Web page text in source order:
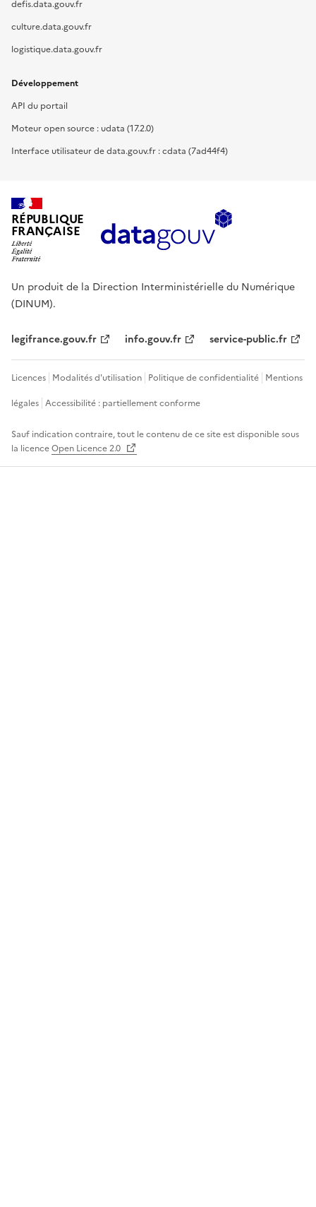
defis.data.gouv.fr
culture.data.gouv.fr
logistique.data.gouv.fr
Développement
API du portail
Moteur open source : udata (17.2.0)
Interface utilisateur de data.gouv.fr : cdata (7ad44f4)
RÉPUBLIQUE
FRANÇAISE
Un produit de la Direction Interministérielle du Numérique
(DINUM).
legifrance.gouv.fr info.gouv.fr service-public.fr
Licences Modalités d'utilisation Politique de confidentialité Mentions
légales Accessibilité : partiellement conforme
Sauf indication contraire, tout le contenu de ce site est disponible sous
la licenceOpen Licence 2.0